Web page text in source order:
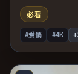
必看
#爱情 #4K +